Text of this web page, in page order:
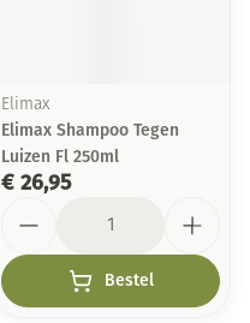
Elimax
Elimax Shampoo Tegen
Luizen Fl 250ml
€ 26,95
Bestel